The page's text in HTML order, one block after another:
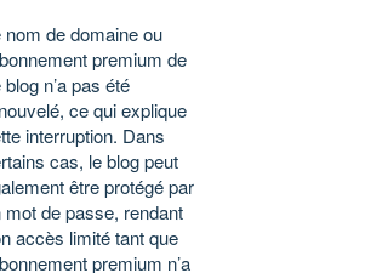
nom de domaine ou
premium de
n’a pas été
ce qui explique
interruption. Dans
cas, le blog peut
être protégé par
mot de passe, rendant
accès limité tant que
premium n’a